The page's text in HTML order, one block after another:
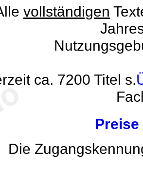
vollständigen
ca. 7200 Titel s.
Die